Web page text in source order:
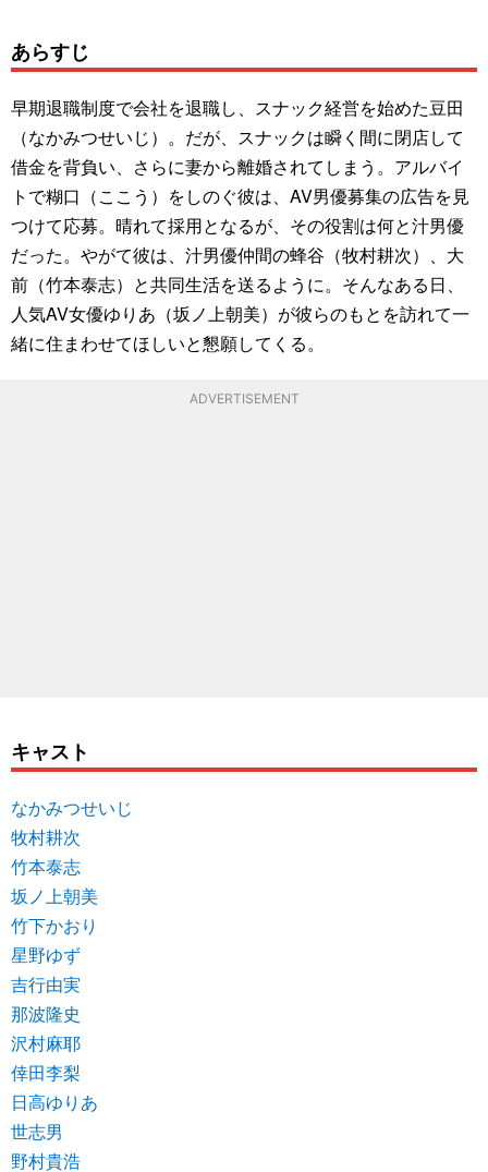
あらすじ
早期退職制度で会社を退職し、スナック経営を始めた豆田
（なかみつせいじ）。だが、スナックは瞬く間に閉店して
借金を背負い、さらに妻から離婚されてしまう。アルバイ
トで糊口（ここう）をしのぐ彼は、AV男優募集の広告を見
つけて応募。晴れて採用となるが、その役割は何と汁男優
だった。やがて彼は、汁男優仲間の蜂谷（牧村耕次）、大
前（竹本泰志）と共同生活を送るように。そんなある日、
人気AV女優ゆりあ（坂ノ上朝美）が彼らのもとを訪れて一
緒に住まわせてほしいと懇願してくる。
ADVERTISEMENT
キャスト
なかみつせいじ
牧村耕次
竹本泰志
坂ノ上朝美
竹下かおり
星野ゆず
吉行由実
那波隆史
沢村麻耶
倖田李梨
日高ゆりあ
世志男
野村貴浩